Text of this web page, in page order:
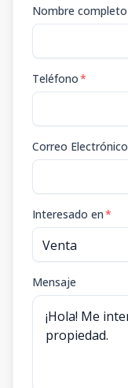
Nombre completo
Teléfono*
Correo Electrónico
Interesado en*
Mensaje